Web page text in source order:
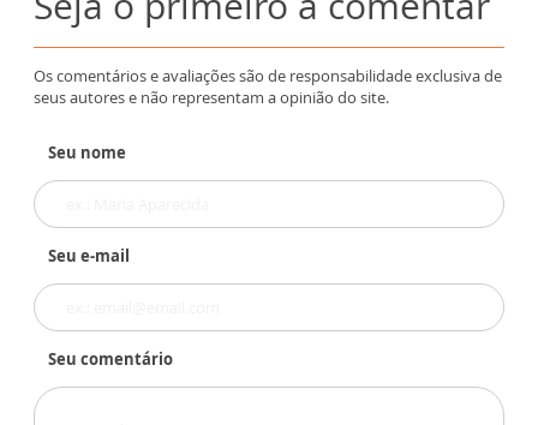
Os comentários e avaliações são de responsabilidade exclusiva de
seus autores e não representam a opinião do site.
Seu nome
Seu e-mail
Seu comentário